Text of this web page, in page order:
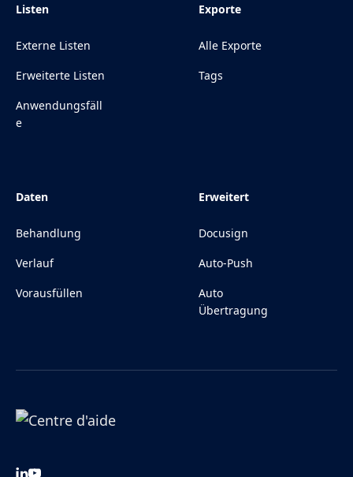
Listen
Externe Listen
Erweiterte Listen
Anwendungsfäll
e
Exporte
Alle Exporte
Tags
Daten
Behandlung
Verlauf
Vorausfüllen
Erweitert
Docusign
Auto-Push
Auto
Übertragung